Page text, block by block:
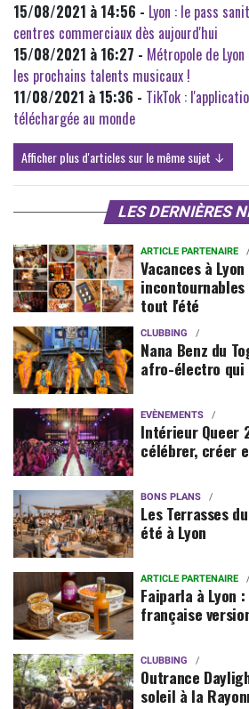
15/08/2021 à 14:56 - Lyon : le pass
centres commerciaux dès aujourd'hui
15/08/2021 à 16:27 - Métropole de
les prochains talents musicaux !
11/08/2021 à 15:36 - TikTok :
téléchargée au monde
Afficher plus d'articles sur le même sujet ↓
LES DERNIÈRES
ARTICLE PARTENAIRE
Vacances à
tout l'été
CLUBBING
Nana Benz du
afro-électro qui
EVÈNEMENTS
Intérieur Queer
célébrer, créer
BONS PLANS
Les Terrasses
été à Lyon
ARTICLE PARTENAIRE
Faiparla à Lyon
française
CLUBBING
Outrance
soleil à la